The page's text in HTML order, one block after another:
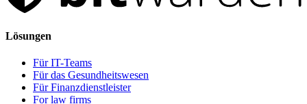
Lösungen
Für IT-Teams
Für das Gesundheitswesen
Für Finanzdienstleister
For law firms